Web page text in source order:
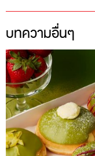
บทความอื่นๆ